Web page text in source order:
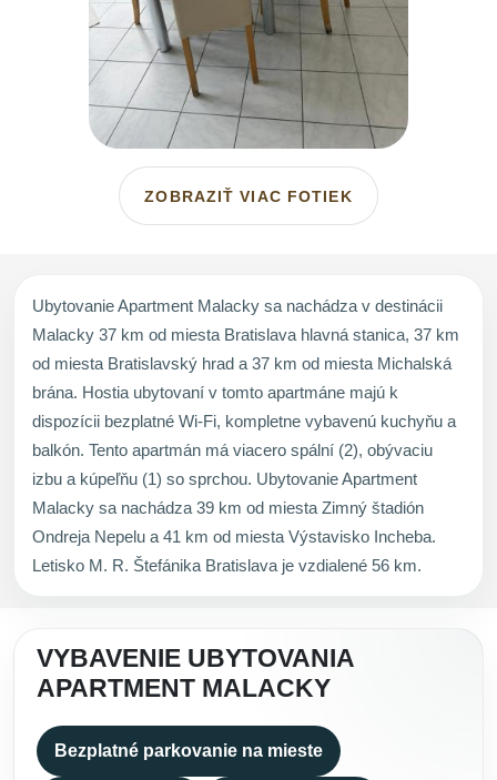
ZOBRAZIŤ VIAC FOTIEK
Ubytovanie Apartment Malacky sa nachádza v destinácii
Malacky 37 km od miesta Bratislava hlavná stanica, 37 km
od miesta Bratislavský hrad a 37 km od miesta Michalská
brána. Hostia ubytovaní v tomto apartmáne majú k
dispozícii bezplatné Wi-Fi, kompletne vybavenú kuchyňu a
balkón. Tento apartmán má viacero spální (2), obývaciu
izbu a kúpeľňu (1) so sprchou. Ubytovanie Apartment
Malacky sa nachádza 39 km od miesta Zimný štadión
Ondreja Nepelu a 41 km od miesta Výstavisko Incheba.
Letisko M. R. Štefánika Bratislava je vzdialené 56 km.
VYBAVENIE UBYTOVANIA
APARTMENT MALACKY
Bezplatné parkovanie na mieste